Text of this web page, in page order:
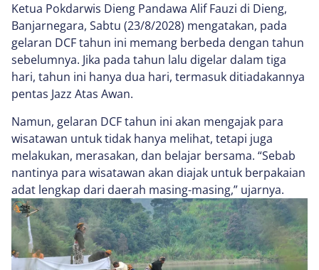
Ketua Pokdarwis Dieng Pandawa Alif Fauzi di Dieng,
Banjarnegara, Sabtu (23/8/2028) mengatakan, pada
gelaran DCF tahun ini memang berbeda dengan tahun
sebelumnya. Jika pada tahun lalu digelar dalam tiga
hari, tahun ini hanya dua hari, termasuk ditiadakannya
pentas Jazz Atas Awan.
Namun, gelaran DCF tahun ini akan mengajak para
wisatawan untuk tidak hanya melihat, tetapi juga
melakukan, merasakan, dan belajar bersama. “Sebab
nantinya para wisatawan akan diajak untuk berpakaian
adat lengkap dari daerah masing-masing,” ujarnya.